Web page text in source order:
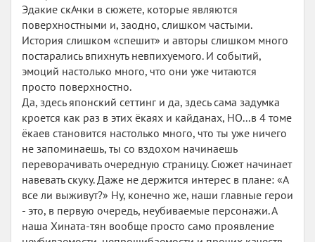
Эдакие скАчки в сюжете, которые являются
поверхностными и, заодно, слишком частыми.
История слишком «спешит» и авторы слишком много
постарались впихнуть невпихуемого. И событий,
эмоций настолько много, что они уже читаются
просто поверхностно.
Да, здесь японский сеттинг и да, здесь сама задумка
кроется как раз в этих ёкаях и кайданах, НО...в 4 томе
ёкаев становится настолько много, что ты уже ничего
не запоминаешь, ты со вздохом начинаешь
переворачивать очередную страницу. Сюжет начинает
навевать скуку. Даже не держится интерес в плане: «А
все ли выживут?» Ну, конечно же, наши главные герои
- это, в первую очередь, неубиваемые персонажи. А
наша Хината-тян вообще просто само проявление